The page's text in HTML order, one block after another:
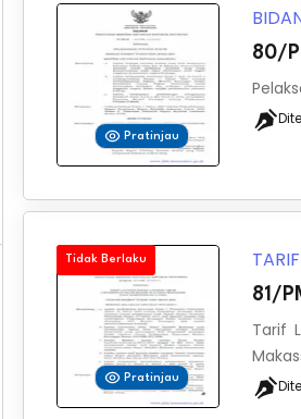
Pratinjau
80/
Tidak Berlaku
Pratinjau
81/
Tarif